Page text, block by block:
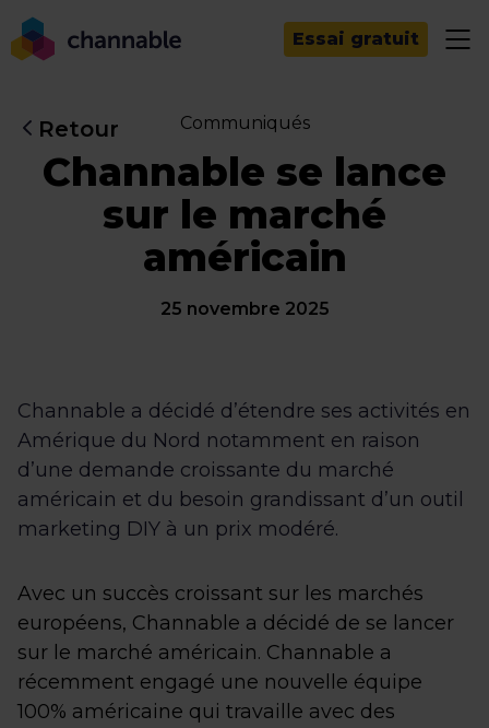
Essai gratuit
Retour Communiqués
Channable se lance
sur le marché
américain
25 novembre 2025
Channable a décidé d’étendre ses activités en
Amérique du Nord notamment en raison
d’une demande croissante du marché
américain et du besoin grandissant d’un outil
marketing DIY à un prix modéré.
Avec un succès croissant sur les marchés
européens, Channable a décidé de se lancer
sur le marché américain. Channable a
récemment engagé une nouvelle équipe
100% américaine qui travaille avec des